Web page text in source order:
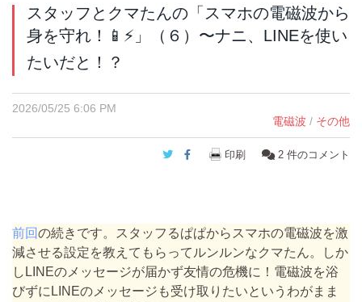
スタッフとクマたんの「スマホの電磁波から
身を守れ！📱⚡️」（６）〜ナニ、LINEを使い
たいだと！？
2026/05/25 6:06 PM
電磁波 / その他
Twitter
Facebook
印刷 2 件のコメント
前回の続きです。スタッフるぱぱからスマホの電磁波を激
減させる設定を教えてもらってルンルンなクマたん。しか
しLINEのメッセージが届かず友情の危機に！電磁波を浴
びずにLINEのメッセージも受け取りたいというわがまま